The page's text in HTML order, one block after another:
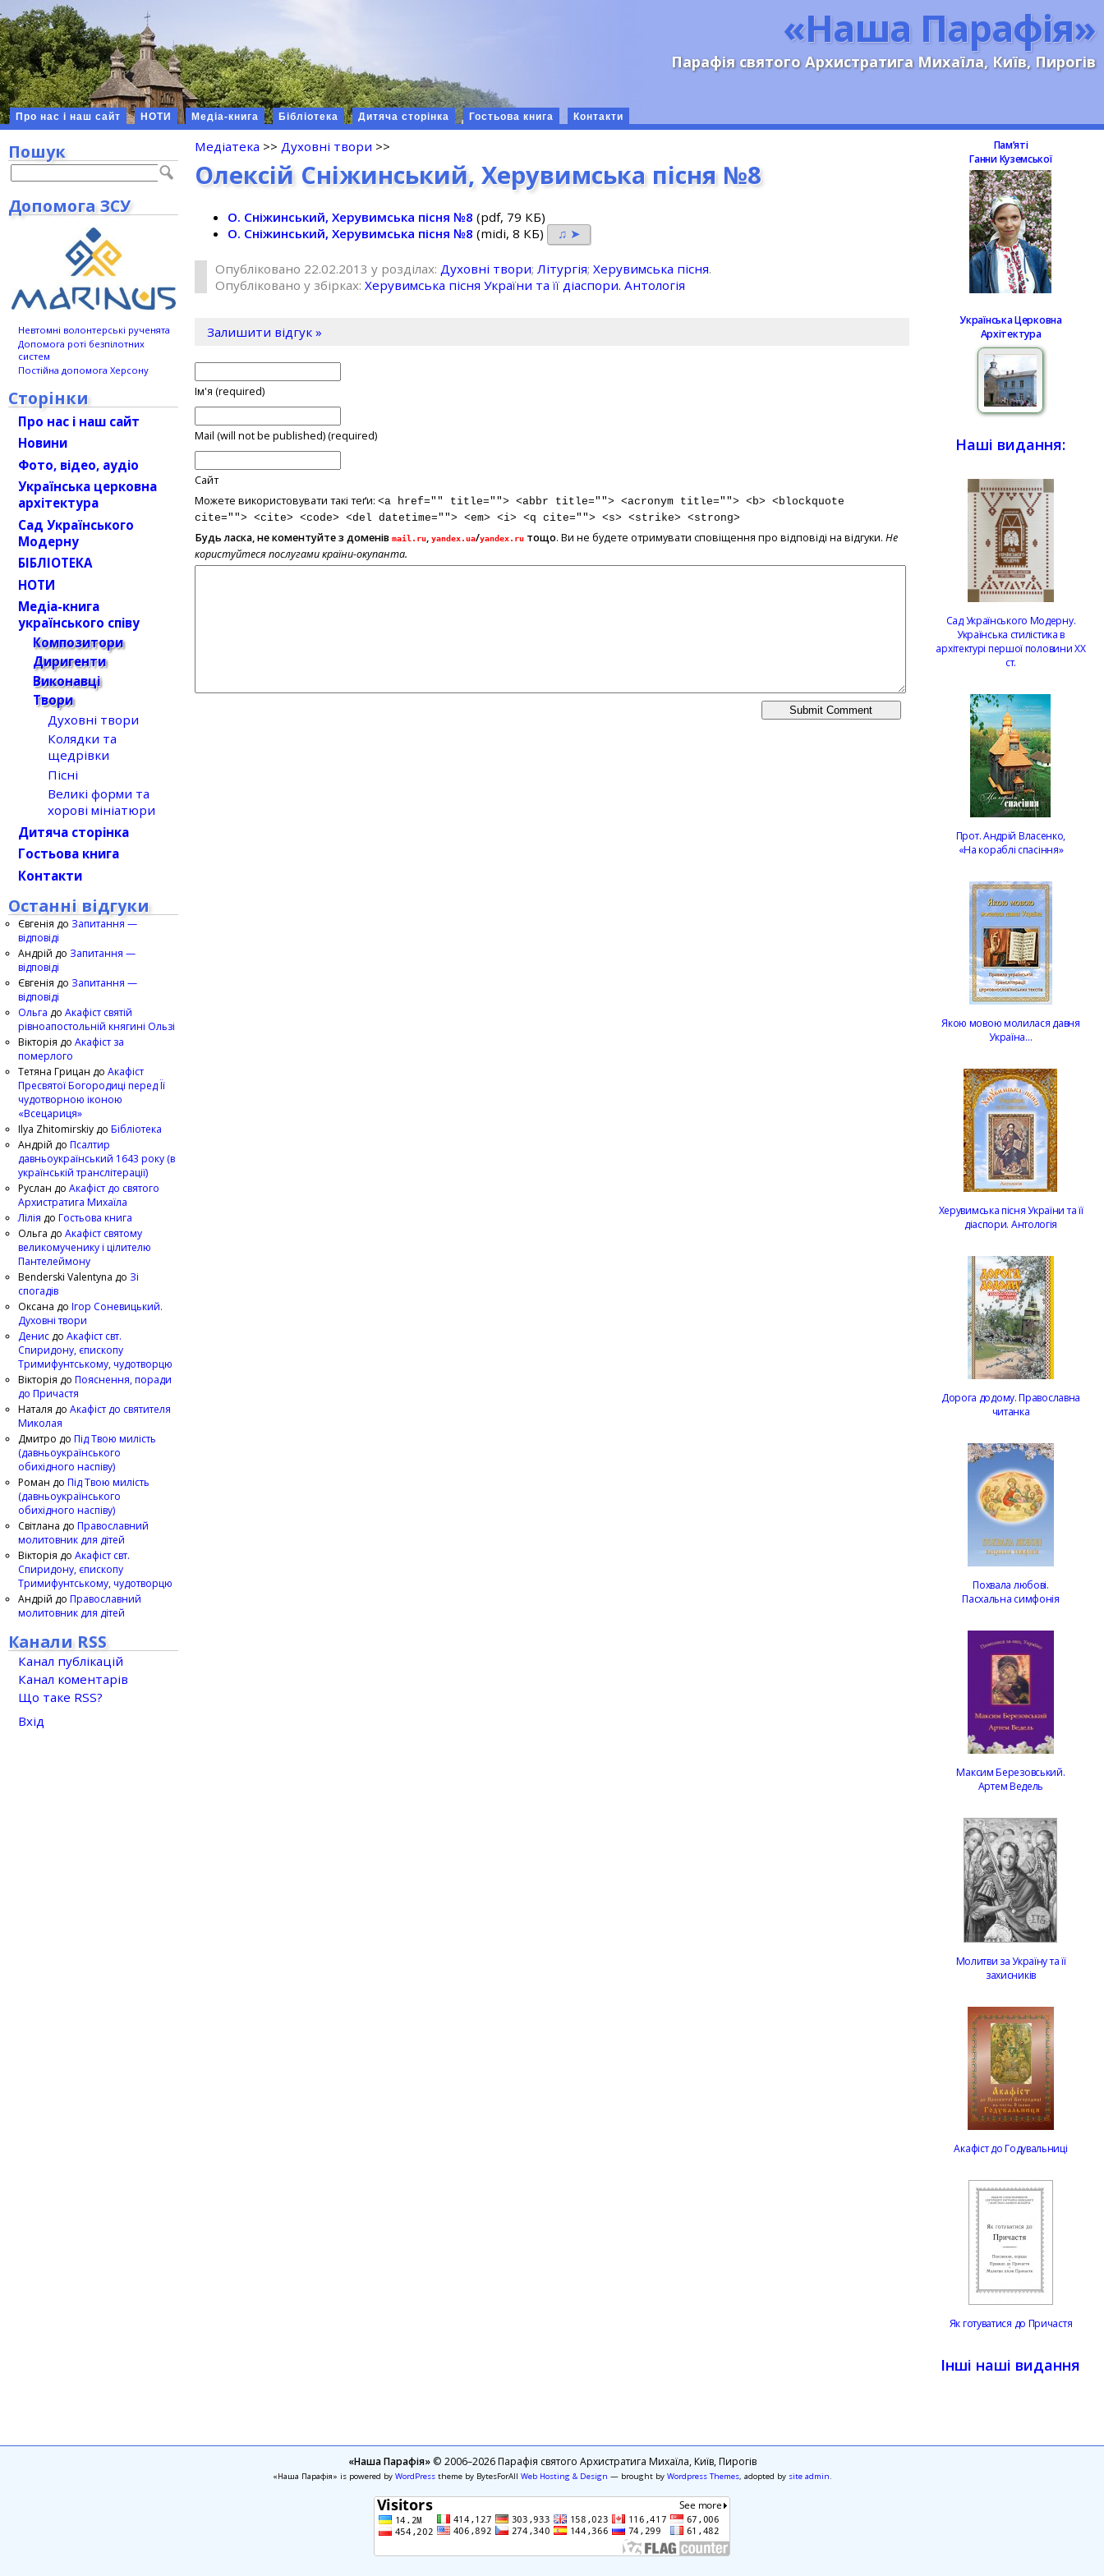
«Наша Парафія»
Парафія святого Архистратига Михаїла, Київ, Пирогів
Про нас і наш сайт НОТИ Медіа-книга Бібліотека Дитяча сторінка Гостьова книга Контакти
Медіатека >>Духовні твори >>
Олексій Сніжинський, Херувимська пісня №8
О. Сніжинський, Херувимська пісня №8 (pdf, 79 КБ)
О. Сніжинський, Херувимська пісня №8 (midi, 8 КБ) ♫ ➤
Опубліковано 22.02.2013 у розділах: Духовні твори; Літургія;Херувимська пісня.
Опубліковано у збірках:Херувимська пісня України та її діаспори. Антологія
Залишити відгук »
Ім'я (required)
Mail (will not be published) (required)
Сайт
Можете використовувати такі теґи:<a href="" title=""> <abbr title=""> <acronym title=""> <b> <blockquote
cite=""> <cite> <code> <del datetime=""> <em> <i> <q cite=""> <s> <strike> <strong>
Будь ласка, не коментуйте з доменівmail.ru,yandex.ua/yandex.ru тощо. Ви не будете отримувати сповіщення про відповіді на відгуки.Не
користуйтеся послугами країни-окупанта.
Пошук
Допомога ЗСУ
Невтомні волонтерські рученята
Допомога роті безпілотних
систем
Постійна допомога Херсону
Сторінки
Про нас і наш сайт
Новини
Фото, відео, аудіо
Українська церковна
архітектура
Сад Українського
Модерну
БІБЛІОТЕКА
НОТИ
Медіа-книга
українського співу
Композитори
Диригенти
Виконавці
Твори
Духовні твори
Колядки та
щедрівки
Пісні
Великі форми та
хорові мініатюри
Дитяча сторінка
Гостьова книга
Контакти
Останні відгуки
Євгенія до Запитання —
відповіді
Андрій до Запитання —
відповіді
Євгенія до Запитання —
відповіді
Ольга до Акафіст святій
рівноапостольній княгині Ользі
Вікторія до Акафіст за
померлого
Тетяна Грицан до Акафіст
Пресвятої Богородиці перед Її
чудотворною іконою
«Всецариця»
Ilya Zhitomirskiy до Бібліотека
Андрій до Псалтир
давньоукраїнський 1643 року (в
українській транслітерації)
Руслан до Акафіст до святого
Архистратига Михаїла
Лілія до Гостьова книга
Ольга до Акафіст святому
великомученику і цілителю
Пантелеймону
Benderski Valentyna до Зі
спогадів
Оксана до Ігор Соневицький.
Духовні твори
Денис до Акафіст свт.
Спиридону, єпископу
Тримифунтському, чудотворцю
Вікторія до Пояснення, поради
до Причастя
Наталя до Акафіст до святителя
Миколая
Дмитро до Під Твою милість
(давньоукраїнського
обихідного наспіву)
Роман до Під Твою милість
(давньоукраїнського
обихідного наспіву)
Світлана до Православний
молитовник для дітей
Вікторія до Акафіст свт.
Спиридону, єпископу
Тримифунтському, чудотворцю
Андрій до Православний
молитовник для дітей
Канали RSS
Канал публікацій
Канал коментарів
Що таке RSS?
Вхід
Памʼяті
Ганни Куземської
Українська Церковна
Архітектура
Наші видання:
Сад Українського Модерну.
Українська стилістика в
архітектурі першої половини ХХ
ст.
Прот. Андрій Власенко,
«На кораблі спасіння»
Якою мовою молилася давня
Україна…
Херувимська пісня України та її
діаспори. Антологія
Дорога додому. Православна
читанка
Похвала любові.
Пасхальна симфонія
Максим Березовський.
Артем Ведель
Молитви за Україну та її
захисників
Акафіст до Годувальниці
Як готуватися до Причастя
Інші наші видання
«Наша Парафія»© 2006–2026 Парафія святого Архистратига Михаїла, Київ, Пирогів
«Наша Парафія» is powered by WordPresstheme by BytesForAll Web Hosting & Design — brought by Wordpress Themes, adopted by site admin.